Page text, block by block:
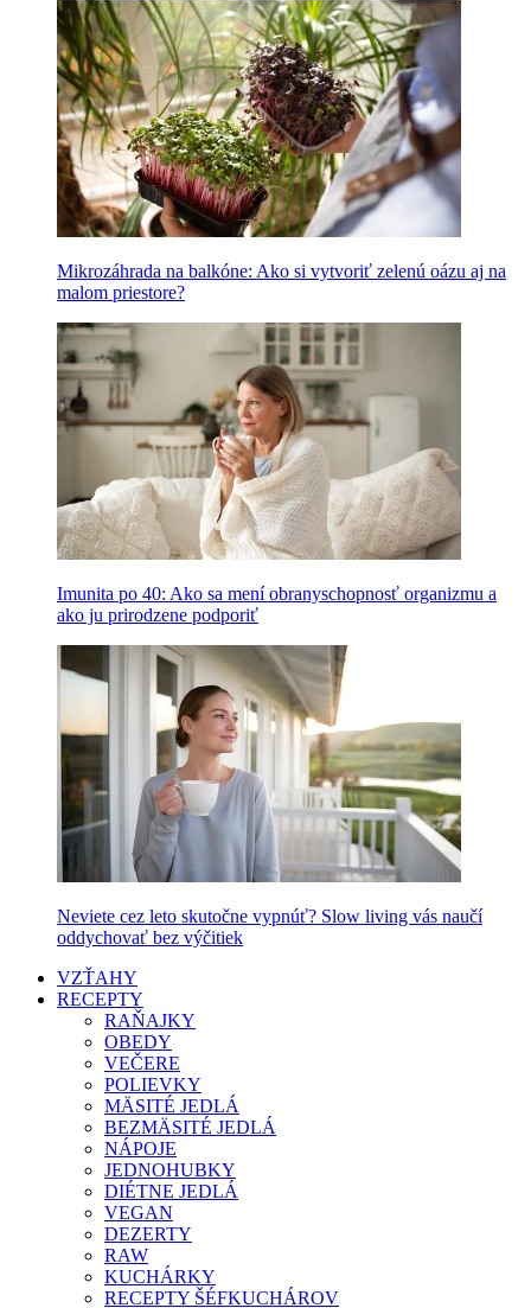
Mikrozáhrada na balkóne: Ako si vytvoriť zelenú oázu aj na
malom priestore?
Imunita po 40: Ako sa mení obranyschopnosť organizmu a
ako ju prirodzene podporiť
Neviete cez leto skutočne vypnúť? Slow living vás naučí
oddychovať bez výčitiek
VZŤAHY
RECEPTY
RAŇAJKY
OBEDY
VEČERE
POLIEVKY
MÄSITÉ JEDLÁ
BEZMÄSITÉ JEDLÁ
NÁPOJE
JEDNOHUBKY
DIÉTNE JEDLÁ
VEGAN
DEZERTY
RAW
KUCHÁRKY
RECEPTY ŠÉFKUCHÁROV